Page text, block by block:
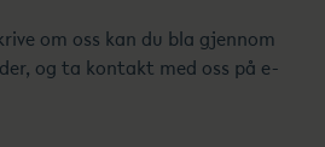
om oss kan du bla gjennom
og ta kontakt med oss på e-